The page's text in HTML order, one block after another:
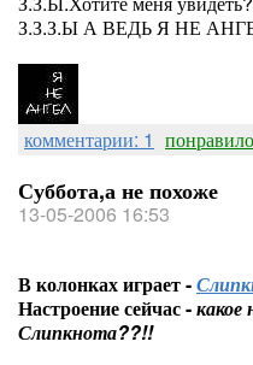
З.З.З.Ы А ВЕДЬ Я НЕ
комментарии: 1
Суббота,а не похоже
13-05-2006 16:53
В колонках играет -
Настроение сейчас -
Слипкнота??!!